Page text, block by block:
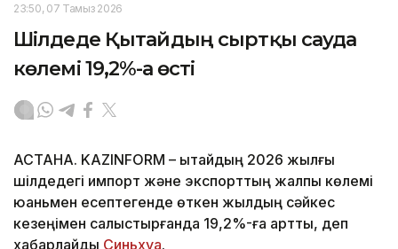
23:50, 07 Тамыз 2026
Шілдеде Қытайдың сыртқы сауда
көлемі 19,2%-ға өсті
АСТАНА. KAZINFORM – Қытайдың 2026 жылғы
шілдедегі импорт және экспорттың жалпы көлемі
юаньмен есептегенде өткен жылдың сәйкес
кезеңімен салыстырғанда 19,2%-ға артты, деп
хабарлайды Синьхуа.